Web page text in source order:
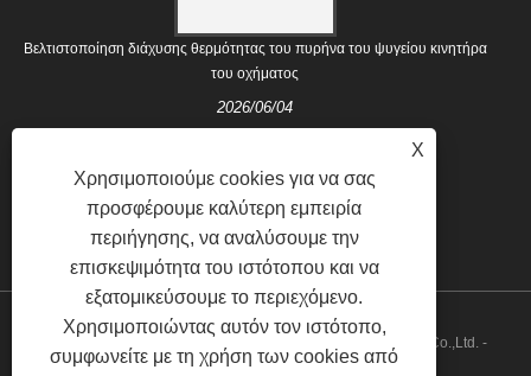
Βελτιστοποίηση διάχυσης θερμότητας του πυρήνα του ψυγείου κινητήρα
του οχήματος
2026/06/04
Πνευματικά δικαιώματα © 2021 Nanjing Majestic Auto Parts Co.,Ltd. -
X
Χρησιμοποιούμε cookies για να σας
προσφέρουμε καλύτερη εμπειρία
περιήγησης, να αναλύσουμε την
επισκεψιμότητα του ιστότοπου και να
εξατομικεύσουμε το περιεχόμενο.
Χρησιμοποιώντας αυτόν τον ιστότοπο,
συμφωνείτε με τη χρήση των cookies από